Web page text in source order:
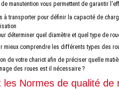
manutention vous permettent de garantir
à transporter pour définir la capacité de
déterminer quel diamètre et quel type de
mieux comprendre les différents types des
de votre chariot afin de préciser quelle
des roues est il nécessaire ?
les Normes de qualité